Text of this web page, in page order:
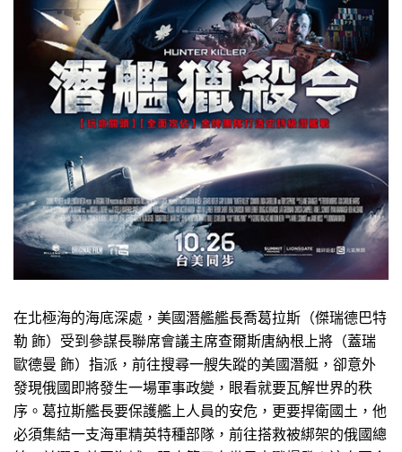
在北極海的海底深處，美國潛艦艦長喬葛拉斯（傑瑞德巴特
勒 飾）受到參謀長聯席會議主席查爾斯唐納根上將（蓋瑞
歐德曼 飾）指派，前往搜尋一艘失蹤的美國潛艇，卻意外
發現俄國即將發生一場軍事政變，眼看就要瓦解世界的秩
序。葛拉斯艦長要保護艦上人員的安危，更要捍衛國土，他
必須集結一支海軍精英特種部隊，前往搭救被綁架的俄國總